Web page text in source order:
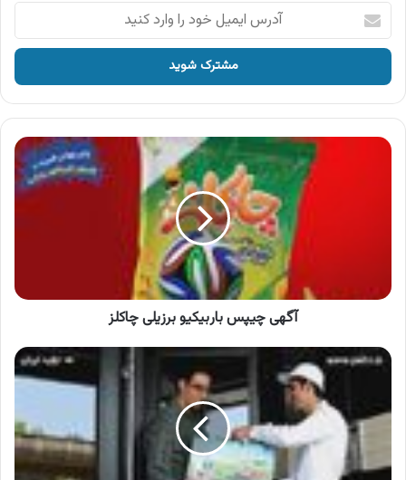
آدرس
ایمیل
خود
وارد
کنید
آگهی
آگهی چیپس باربیکیو برزیلی چاکلز
آگهی
دو
پلین